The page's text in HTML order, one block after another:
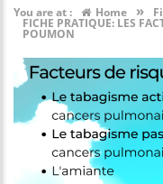
You are at : Home »
FICHE PRATIQUE: LES
POUMON